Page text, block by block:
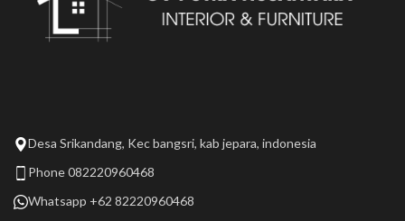
Desa Srikandang, Kec bangsri, kab jepara, indonesia
Phone 082220960468
Whatsapp +62 82220960468